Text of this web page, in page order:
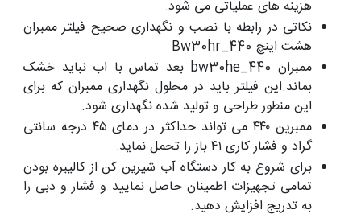
هزینه های عملیاتی می شود.
نکاتی در رابطه با نصب و نگهداری صحیح فیلتر ممبران
هشت اینچ Bw30hr_440
ممبران bw30he_440 بعد تماس با اب نباید خشک
بماند.این فیلتر باید در محلول نگهداری ممبران که برای
این منطور طراحی و تولید شده نگهداری شود.
ممبرین ۴۴۰ می تواند حداکثر در دمای ۴۵ درجه سانتی
گراد و فشار کاری ۴۱ باز را تحمل نماید.
برای شروع به کار دستگاه آب شیرین کن از کالیبره بودن
تمامی تجهیزات اطمینان حاصل نمایید و فشار و دبی را
به تدریج افزایش دهید.